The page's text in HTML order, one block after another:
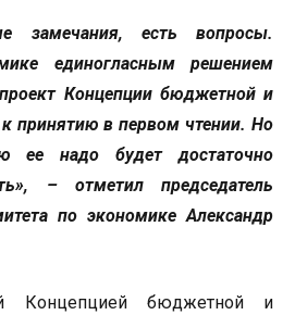
замечания, есть вопросы.
единогласным решением
Концепции бюджетной и
принятию в первом чтении. Но
ее надо будет достаточно
– отметил председатель
по экономике Александр
Концепцией бюджетной и